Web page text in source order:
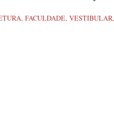
FACULDADE VESTIBULAR